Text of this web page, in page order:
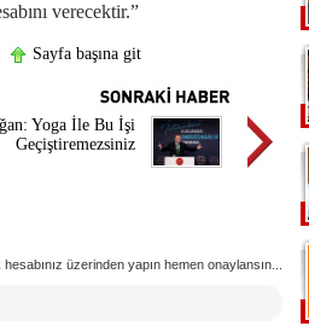
verecektir.”
Sayfa başına git
Yoga İle Bu İşi
Geçiştiremezsiniz
üzerinden yapın hemen onaylansın...